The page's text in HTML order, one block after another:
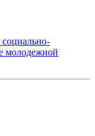
молодежной